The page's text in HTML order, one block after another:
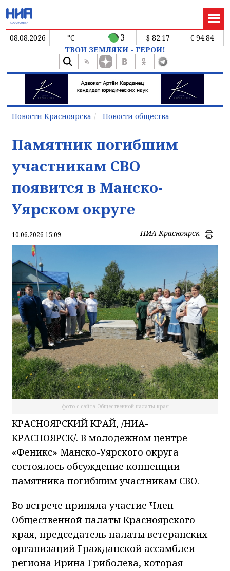
08.08.2026 °C 3 $ 82.17
€ 94.84
ТВОИ ЗЕМЛЯКИ - ГЕРОИ!
Новости Красноярска Новости общества
Памятник погибшим
участникам СВО
появится в Манско-
Уярском округе
10.06.2026 15:09 НИА-Красноярск
фото с сайта Общественной палаты края
КРАСНОЯРСКИЙ КРАЙ, /НИА-
КРАСНОЯРСК/. В молодежном центре
«Феникс» Манско-Уярского округа
состоялось обсуждение концепции
памятника погибшим участникам СВО.
Во встрече приняла участие Член
Общественной палаты Красноярского
края, председатель палаты ветеранских
организаций Гражданской ассамблеи
региона Ирина Гриболева, которая